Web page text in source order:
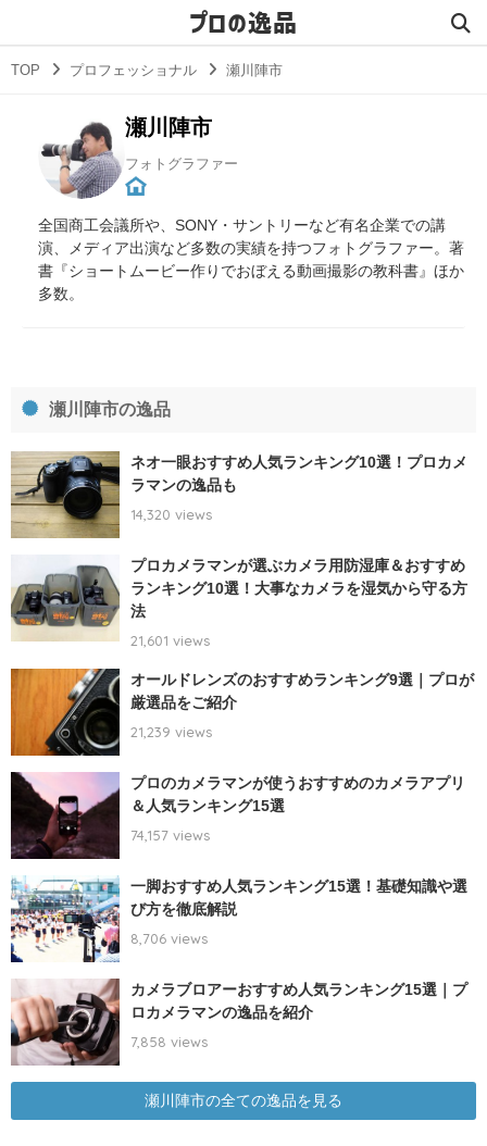
プロの逸品
TOP プロフェッショナル 瀬川陣市
瀬川陣市
フォトグラファー
全国商工会議所や、SONY・サントリーなど有名企業での講
演、メディア出演など多数の実績を持つフォトグラファー。著
書『ショートムービー作りでおぼえる動画撮影の教科書』ほか
多数。
瀬川陣市の逸品
ネオ一眼おすすめ人気ランキング10選！プロカメ
ラマンの逸品も
14,320 views
プロカメラマンが選ぶカメラ用防湿庫＆おすすめ
ランキング10選！大事なカメラを湿気から守る方
法
21,601 views
オールドレンズのおすすめランキング9選｜プロが
厳選品をご紹介
21,239 views
プロのカメラマンが使うおすすめのカメラアプリ
＆人気ランキング15選
74,157 views
一脚おすすめ人気ランキング15選！基礎知識や選
び方を徹底解説
8,706 views
カメラブロアーおすすめ人気ランキング15選｜プ
ロカメラマンの逸品を紹介
7,858 views
瀬川陣市の全ての逸品を見る